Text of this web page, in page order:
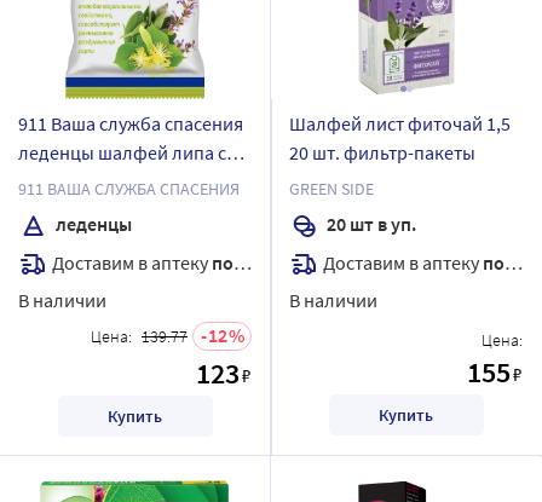
911 Ваша служба спасения
леденцы шалфей липа с
витамином с без сахара
леденцы массой 2,5 г 50 гр
911 ВАША СЛУЖБА СПАСЕНИЯ
леденцы
Доставим в аптеку послезавтра
В наличии
Цена: 139.77 12
123₽
Купить
Шалфей лист фиточай 1,5
20 шт. фильтр-пакеты
GREEN SIDE
20 шт в уп.
Доставим в аптеку послезавтра
В наличии
Цена:
155₽
Купить